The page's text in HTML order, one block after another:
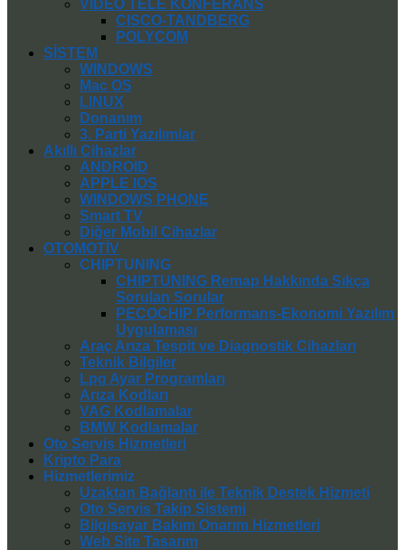
VIDEO TELE KONFERANS
CISCO-TANDBERG
POLYCOM
SİSTEM
WINDOWS
Mac OS
LINUX
Donanım
3. Parti Yazılımlar
Akıllı Cihazlar
ANDROID
APPLE IOS
WINDOWS PHONE
Smart TV
Diğer Mobil Cihazlar
OTOMOTİV
CHIPTUNING
CHIPTUNING Remap Hakkında Sıkça
Sorulan Sorular
PECOCHIP Performans-Ekonomi Yazılım
Uygulaması
Araç Arıza Tespit ve Diagnostik Cihazları
Teknik Bilgiler
Lpg Ayar Programları
Arıza Kodları
VAG Kodlamalar
BMW Kodlamalar
Oto Servis Hizmetleri
Kripto Para
Hizmetlerimiz
Uzaktan Bağlantı ile Teknik Destek Hizmeti
Oto Servis Takip Sistemi
Bilgisayar Bakım Onarım Hizmetleri
Web Site Tasarım